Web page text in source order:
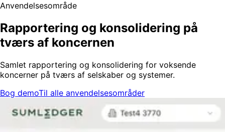
Anvendelsesområde
Rapportering og konsolidering på
tværs af koncernen
Samlet rapportering og konsolidering for voksende
koncerner på tværs af selskaber og systemer.
Bog demoTil alle anvendelsesområder